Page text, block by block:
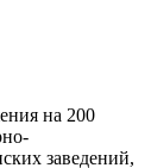
на 200
заведений,